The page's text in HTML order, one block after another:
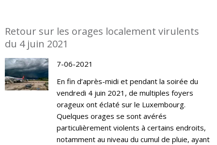
Retour sur les orages localement virulents
du 4 juin 2021
7-06-2021
En fin d’après-midi et pendant la soirée du
vendredi 4 juin 2021, de multiples foyers
orageux ont éclaté sur le Luxembourg.
Quelques orages se sont avérés
particulièrement violents à certains endroits,
notamment au niveau du cumul de pluie, ayant